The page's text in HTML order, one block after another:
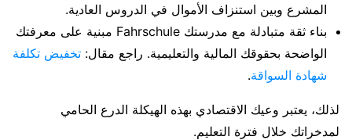
المشرع وبين استنزاف الأموال في الدروس العادية.
بناء ثقة متبادلة مع مدرستك Fahrschule مبنية على معرفتك
الواضحة بحقوقك المالية والتعليمية. راجع مقال: تخفيض تكلفة
شهادة السواقة.
لذلك، يعتبر وعيك الاقتصادي بهذه الهيكلة الدرع الحامي
لمدخراتك خلال فترة التعليم.